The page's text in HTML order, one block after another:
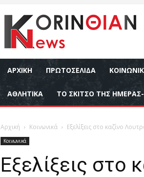
ΑΡΧΙΚΉ ΠΡΩΤΟΣΕΛΙΔΑ
ΑΘΛΗΤΙΚΆ ΤΟ ΣΚΙΤΣΟ ΤΗΣ
Αρχική Κοινωνικά Εξελίξεις στο καζίνο
Κοινωνικά
Εξελίξεις στο